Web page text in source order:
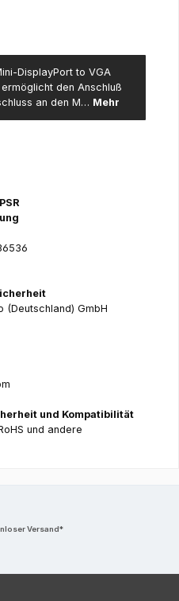
DisplayPort to VGA
den Anschluß
an den M… Mehr
(Deutschland) GmbH
und Kompatibilität
und andere
Versand*